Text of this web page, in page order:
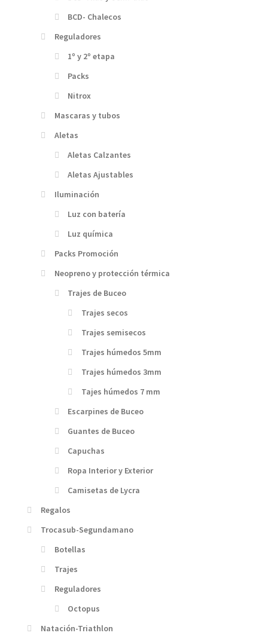
BCD- Chalecos
Reguladores
1º y 2º etapa
Packs
Nitrox
Mascaras y tubos
Aletas
Aletas Calzantes
Aletas Ajustables
Iluminación
Luz con batería
Luz química
Packs Promoción
Neopreno y protección térmica
Trajes de Buceo
Trajes secos
Trajes semisecos
Trajes húmedos 5mm
Trajes húmedos 3mm
Tajes húmedos 7 mm
Escarpines de Buceo
Guantes de Buceo
Capuchas
Ropa Interior y Exterior
Camisetas de Lycra
Regalos
Trocasub-Segundamano
Botellas
Trajes
Reguladores
Octopus
Natación-Triathlon